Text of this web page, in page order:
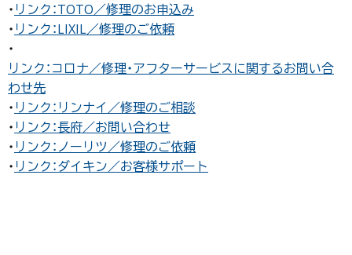
・ リンク：TOTO／修理のお申込み
・ リンク：LIXIL／修理のご依頼
・
リンク：コロナ／修理・アフターサービスに関するお問い合
わせ先
・ リンク：リンナイ／修理のご相談
・ リンク：長府／お問い合わせ
・ リンク：ノーリツ／修理のご依頼
・ リンク：ダイキン／お客様サポート